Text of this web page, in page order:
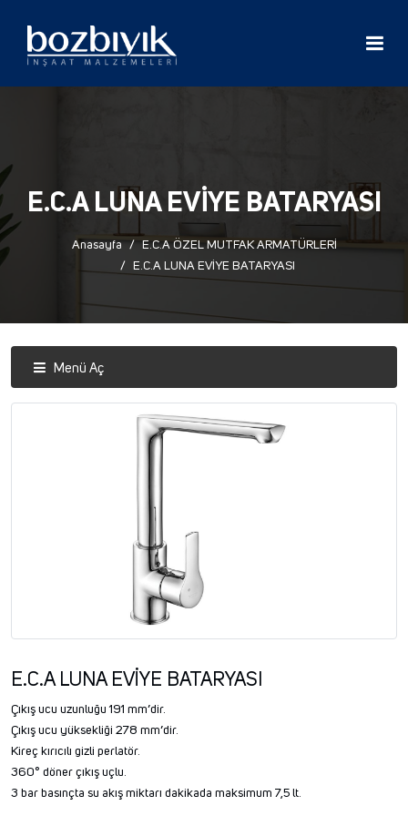
E.C.A LUNA EVİYE BATARYASI
Anasayfa
E.C.A ÖZEL MUTFAK ARMATÜRLERİ
E.C.A LUNA EVİYE BATARYASI
Menü Aç
E.C.A LUNA EVİYE BATARYASI
Çıkış ucu uzunluğu 191 mm’dir.
Çıkış ucu yüksekliği 278 mm’dir.
Kireç kırıcılı gizli perlatör.
360° döner çıkış uçlu.
3 bar basınçta su akış miktarı dakikada maksimum 7,5 lt.